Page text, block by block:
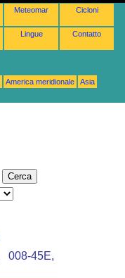
Meteomar Cicloni
Lingue Contatto
America meridionale
Asia
008-45E,